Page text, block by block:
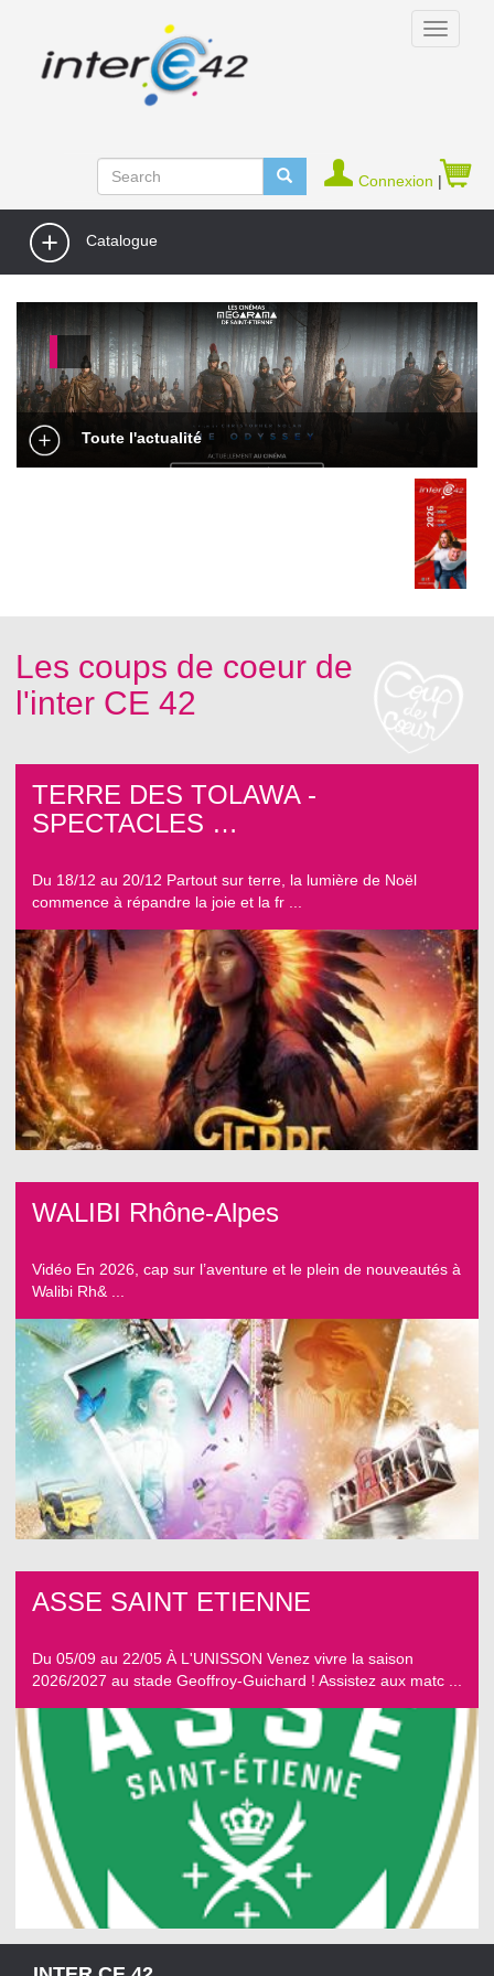
Connexion |
Catalogue
Toute l'actualité
Les coups de coeur de
l'inter CE 42
TERRE DES TOLAWA -
SPECTACLES …
Du 18/12 au 20/12 Partout sur terre, la lumière de Noël
commence à répandre la joie et la fr ...
WALIBI Rhône-Alpes
Vidéo En 2026, cap sur l’aventure et le plein de nouveautés à
Walibi Rh& ...
ASSE SAINT ETIENNE
Du 05/09 au 22/05 À L'UNISSON Venez vivre la saison
2026/2027 au stade Geoffroy-Guichard ! Assistez aux matc ...